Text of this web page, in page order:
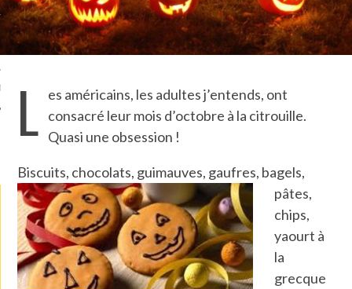
ARCACHON
L es américains, les adultes j’entends, ont
consacré leur mois d’octobre à la citrouille.
Quasi une obsession !
Biscuits, chocolats, guimauves, gaufres, bagels,
pâtes,
chips,
yaourt à
la
grecque